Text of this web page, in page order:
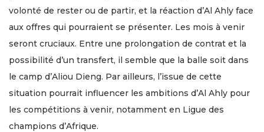
volonté de rester ou de partir, et la réaction d’Al Ahly face
aux offres qui pourraient se présenter. Les mois à venir
seront cruciaux. Entre une prolongation de contrat et la
possibilité d’un transfert, il semble que la balle soit dans
le camp d’Aliou Dieng. Par ailleurs, l’issue de cette
situation pourrait influencer les ambitions d’Al Ahly pour
les compétitions à venir, notamment en Ligue des
champions d’Afrique.